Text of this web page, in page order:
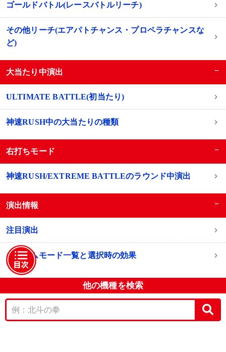
ゴールドバトル(レースバトルリーチ)
その他リーチ(エアパトチャンス・プロペラチャンスな
ど)
大当たり中演出 −
ULTIMATE BATTLE(初当たり)
神速RUSH中の大当たりの種類
右打ちモード −
神速RUSH/EXTREME BATTLEのラウンド中演出
演出情報 −
注目演出
カスタムモード一覧と選択時の効果
他の機種を検索